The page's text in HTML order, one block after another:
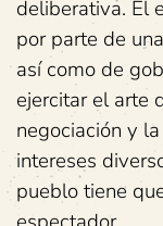
deliberativa. El
por parte de
así como de
ejercitar el arte
negociación y
intereses
pueblo tiene